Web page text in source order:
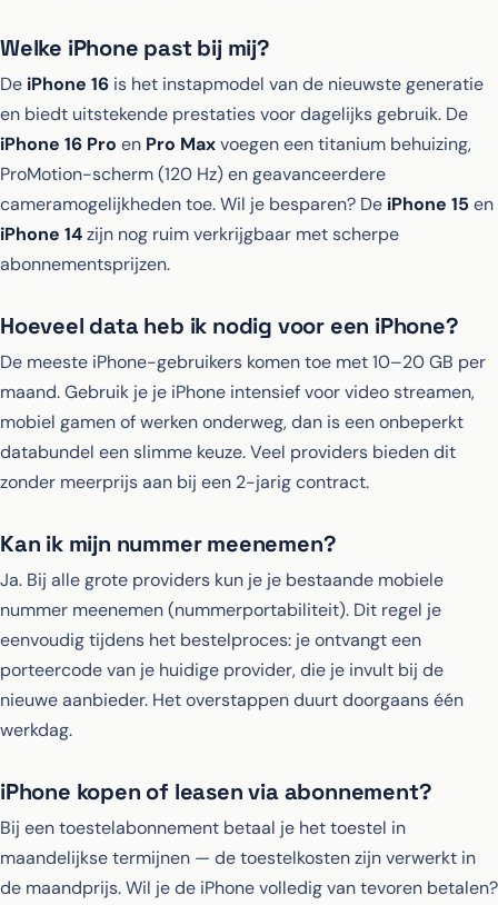
Welke iPhone past bij mij?
De iPhone 16 is het instapmodel van de nieuwste generatie
en biedt uitstekende prestaties voor dagelijks gebruik. De
iPhone 16 Pro en Pro Maxvoegen een titanium behuizing,
ProMotion-scherm (120 Hz) en geavanceerdere
cameramogelijkheden toe. Wil je besparen? De iPhone 15 en
iPhone 14zijn nog ruim verkrijgbaar met scherpe
abonnementsprijzen.
Hoeveel data heb ik nodig voor een iPhone?
De meeste iPhone-gebruikers komen toe met 10–20 GB per
maand. Gebruik je je iPhone intensief voor video streamen,
mobiel gamen of werken onderweg, dan is een onbeperkt
databundel een slimme keuze. Veel providers bieden dit
zonder meerprijs aan bij een 2-jarig contract.
Kan ik mijn nummer meenemen?
Ja. Bij alle grote providers kun je je bestaande mobiele
nummer meenemen (nummerportabiliteit). Dit regel je
eenvoudig tijdens het bestelproces: je ontvangt een
porteercode van je huidige provider, die je invult bij de
nieuwe aanbieder. Het overstappen duurt doorgaans één
werkdag.
iPhone kopen of leasen via abonnement?
Bij een toestelabonnement betaal je het toestel in
maandelijkse termijnen — de toestelkosten zijn verwerkt in
de maandprijs. Wil je de iPhone volledig van tevoren betalen?